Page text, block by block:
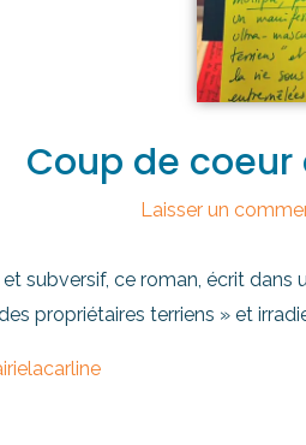
Coup de
Laisser un
subversif, ce roman, écrit
propriétaires terriens » et